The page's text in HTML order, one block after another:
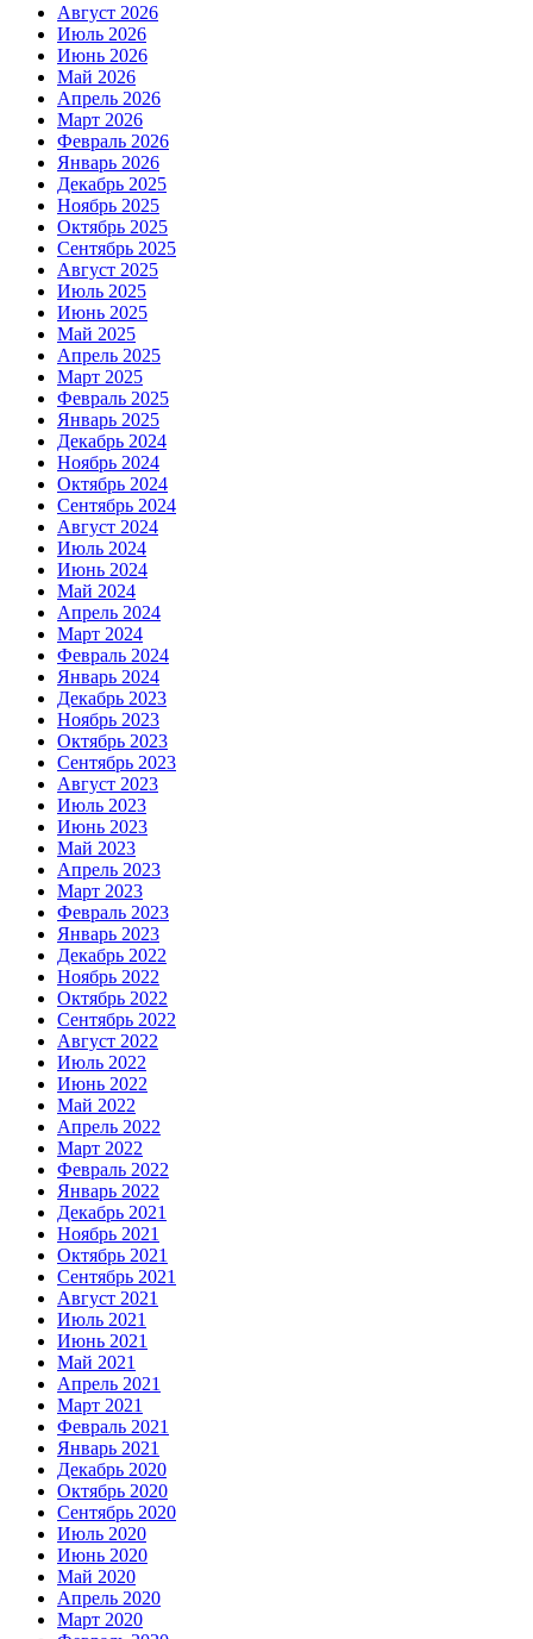
Август 2026
Июль 2026
Июнь 2026
Май 2026
Апрель 2026
Март 2026
Февраль 2026
Январь 2026
Декабрь 2025
Ноябрь 2025
Октябрь 2025
Сентябрь 2025
Август 2025
Июль 2025
Июнь 2025
Май 2025
Апрель 2025
Март 2025
Февраль 2025
Январь 2025
Декабрь 2024
Ноябрь 2024
Октябрь 2024
Сентябрь 2024
Август 2024
Июль 2024
Июнь 2024
Май 2024
Апрель 2024
Март 2024
Февраль 2024
Январь 2024
Декабрь 2023
Ноябрь 2023
Октябрь 2023
Сентябрь 2023
Август 2023
Июль 2023
Июнь 2023
Май 2023
Апрель 2023
Март 2023
Февраль 2023
Январь 2023
Декабрь 2022
Ноябрь 2022
Октябрь 2022
Сентябрь 2022
Август 2022
Июль 2022
Июнь 2022
Май 2022
Апрель 2022
Март 2022
Февраль 2022
Январь 2022
Декабрь 2021
Ноябрь 2021
Октябрь 2021
Сентябрь 2021
Август 2021
Июль 2021
Июнь 2021
Май 2021
Апрель 2021
Март 2021
Февраль 2021
Январь 2021
Декабрь 2020
Октябрь 2020
Сентябрь 2020
Июль 2020
Июнь 2020
Май 2020
Апрель 2020
Март 2020